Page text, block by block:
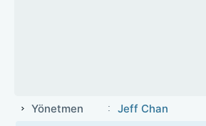
Yönetmen Jeff Chan